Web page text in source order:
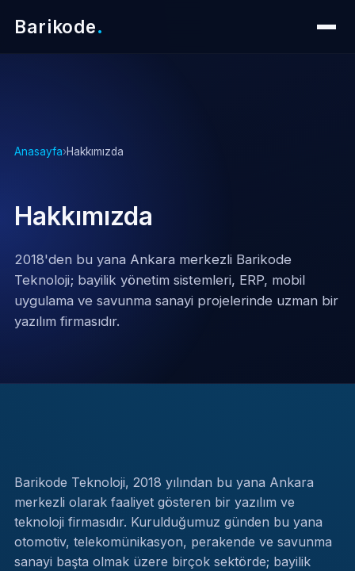
Barikode.
Anasayfa›Hakkımızda
Hakkımızda
2018'den bu yana Ankara merkezli Barikode
Teknoloji; bayilik yönetim sistemleri, ERP, mobil
uygulama ve savunma sanayi projelerinde uzman bir
yazılım firmasıdır.
Barikode Teknoloji, 2018 yılından bu yana Ankara
merkezli olarak faaliyet gösteren bir yazılım ve
teknoloji firmasıdır. Kurulduğumuz günden bu yana
otomotiv, telekomünikasyon, perakende ve savunma
sanayi başta olmak üzere birçok sektörde; bayilik